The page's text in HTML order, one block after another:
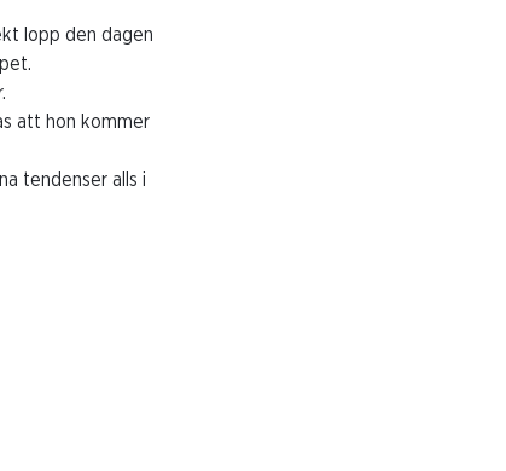
lopp den dagen
att hon kommer
tendenser alls i